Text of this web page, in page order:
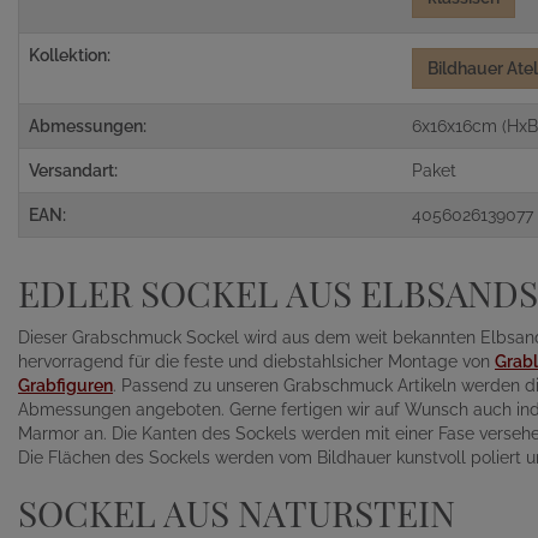
Kollektion:
Bildhauer
Abmessungen: 6x16x16cm
Versandart: Paket
EAN: 4056026139077
EDLER SOCKEL AUS
Dieser Grabschmuck Sockel wird aus dem weit bekannten
hervorragend für die feste und diebstahlsicher Montage von
Grabfiguren. Passend zu unseren Grabschmuck Artikeln werden
Abmessungen angeboten. Gerne fertigen wir auf Wunsch auch
Marmor an. Die Kanten des Sockels werden mit einer Fase
Die Flächen des Sockels werden vom Bildhauer kunstvoll poliert
SOCKEL AUS NATURSTEIN